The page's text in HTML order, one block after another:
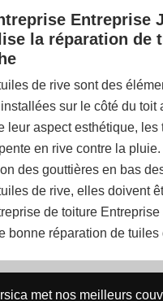
Entreprise
la réparation de
de rive sont des
sur le côté du toit
leur aspect esthétique,
en rive contre la
des gouttières en bas
de rive, elles doivent
de toiture
bonne réparation de tuiles
met nos meilleurs